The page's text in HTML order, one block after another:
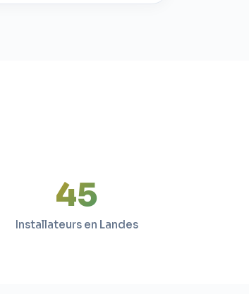
45
Installateurs en Landes